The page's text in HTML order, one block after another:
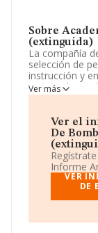
Sobre
(extinguida)
La compañía
selección de
instrucción y
intermedios y
promoción,
registrada
referencia
agencias de
compañía no
La empresa
S.L.
fiscal en
Ver más
Ver el
De
Informe
VER
DE